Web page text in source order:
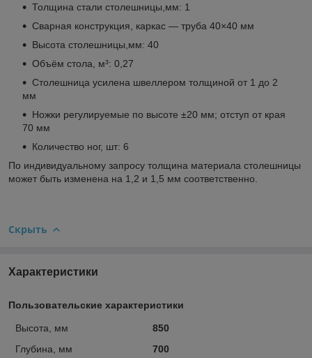
Толщина стали столешницы,мм: 1
Сварная конструкция, каркас — труба 40×40 мм
Высота столешницы,мм: 40
Объём стола, м³: 0,27
Столешница усилена швеллером толщиной от 1 до 2
мм
Ножки регулируемые по высоте ±20 мм; отступ от края
70 мм
Количество ног, шт: 6
По индивидуальному запросу толщина материала столешницы
может быть изменена на 1,2 и 1,5 мм соответственно.
Скрыть
Характеристики
Пользовательские характеристики
Высота, мм
850
Глубина, мм
700